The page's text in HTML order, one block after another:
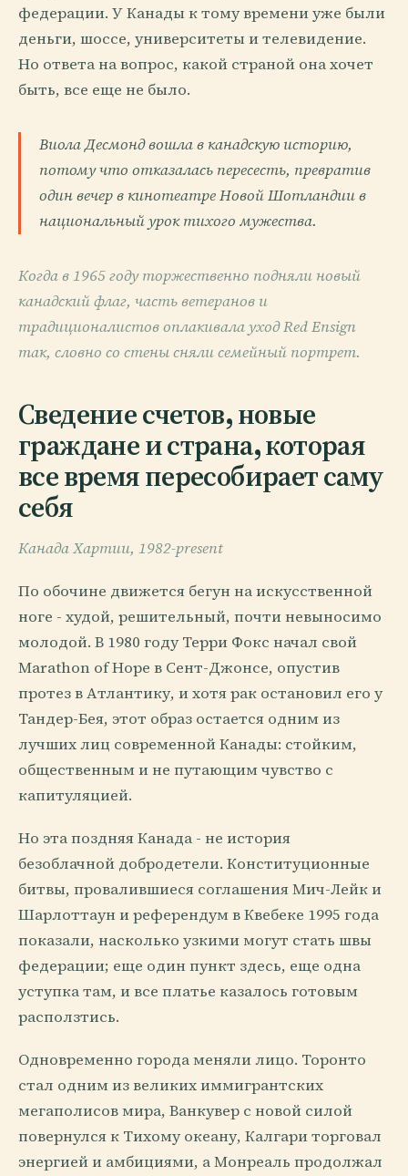
федерации. У Канады к тому времени уже были
деньги, шоссе, университеты и телевидение.
Но ответа на вопрос, какой страной она хочет
быть, все еще не было.
Виола Десмонд вошла в канадскую историю,
потому что отказалась пересесть, превратив
один вечер в кинотеатре Новой Шотландии в
национальный урок тихого мужества.
Когда в 1965 году торжественно подняли новый
канадский флаг, часть ветеранов и
традиционалистов оплакивала уход Red Ensign
так, словно со стены сняли семейный портрет.
Сведение счетов, новые
граждане и страна, которая
все время пересобирает саму
себя
Канада Хартии, 1982-present
По обочине движется бегун на искусственной
ноге - худой, решительный, почти невыносимо
молодой. В 1980 году Терри Фокс начал свой
Marathon of Hope в Сент-Джонсе, опустив
протез в Атлантику, и хотя рак остановил его у
Тандер-Бея, этот образ остается одним из
лучших лиц современной Канады: стойким,
общественным и не путающим чувство с
капитуляцией.
Но эта поздняя Канада - не история
безоблачной добродетели. Конституционные
битвы, провалившиеся соглашения Мич-Лейк и
Шарлоттаун и референдум в Квебеке 1995 года
показали, насколько узкими могут стать швы
федерации; еще один пункт здесь, еще одна
уступка там, и все платье казалось готовым
расползтись.
Одновременно города меняли лицо. Торонто
стал одним из великих иммигрантских
мегаполисов мира, Ванкувер с новой силой
повернулся к Тихому океану, Калгари торговал
энергией и амбициями, а Монреаль продолжал